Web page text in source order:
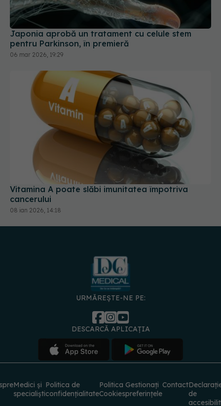
Japonia aprobă un tratament cu celule stem
pentru Parkinson, în premieră
06 mar 2026, 19:29
Vitamina A poate slăbi imunitatea împotriva
cancerului
08 ian 2026, 14:18
URMĂREȘTE-NE PE:
DESCARCĂ APLICAȚIA
Medici și
specialiști
Politica de
confidențialitate
Politica
Cookies
Gestionați
preferințele
Contact
de